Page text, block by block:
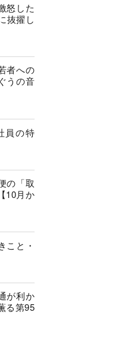
怒した
抜擢し
者への
うの音
員の特
の「取
10月か
こと・
が利か
る第95